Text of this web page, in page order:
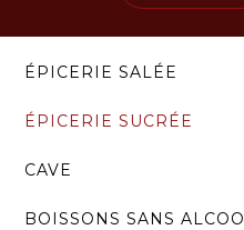
ÉPICERIE SALÉE
ÉPICERIE SUCRÉE
CAVE
BOISSONS SANS
NOS